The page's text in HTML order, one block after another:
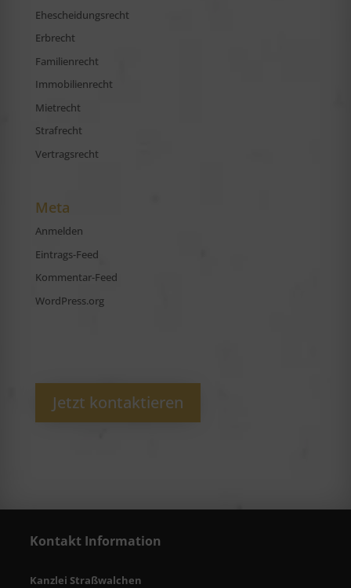
Ehescheidungsrecht
Erbrecht
Familienrecht
Immobilienrecht
Mietrecht
Strafrecht
Vertragsrecht
Meta
Anmelden
Eintrags-Feed
Kommentar-Feed
WordPress.org
Jetzt kontaktieren
Kontakt Information
Kanzlei Straßwalchen